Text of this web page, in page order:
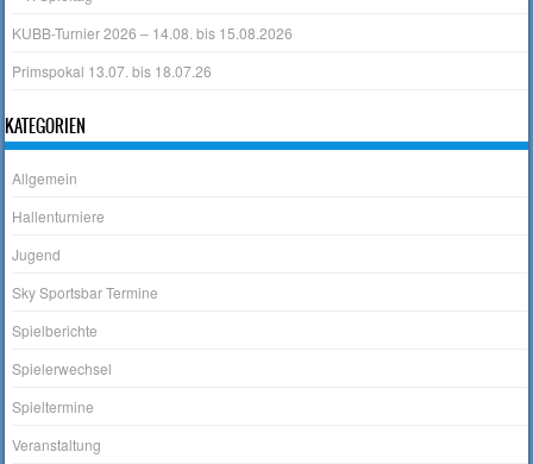
KUBB-Turnier 2026 – 14.08. bis 15.08.2026
Primspokal 13.07. bis 18.07.26
KATEGORIEN
Allgemein
Hallenturniere
Jugend
Sky Sportsbar Termine
Spielberichte
Spielerwechsel
Spieltermine
Veranstaltung